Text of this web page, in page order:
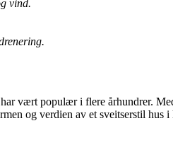
vind.
vært populær i flere århundrer.
og verdien av et sveitserstil hus i